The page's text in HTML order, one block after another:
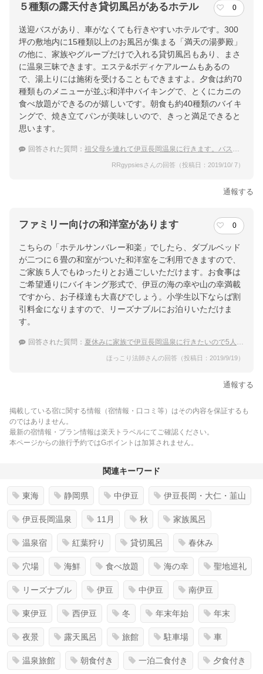
５種類の露天付き貸切風呂があるホテル 0
送迎バスがあり、車がなくても行きやすいホテルです。300
坪の敷地内に15種類以上のお風呂が集まる「満天の湯夢殿」
の他に、家族やグループだけで入れる貸切風呂もあり、まさ
に温泉三昧できます。エステ&ボディケアルームもあるの
で、湯上りには施術を受けることもできますよ。夕食は約70
種類ものメニューが並ぶ和洋中バイキングで、とくにカニの
食べ放題ができるのが嬉しいです。朝食も約40種類のバイキ
ングで、焼き立てパンが美味しいので、きっと満足できると
思います。
回答された質問： 祖父母を連れて伊豆長岡温泉に行きます。バス送迎のあるオススメの宿を教えてください。
RRgypsiesさんの回答（投稿日：2019/10/ 7）
通報する
ファミリー向けの和洋室があります 0
こちらの「ホテルサンバレー和楽」でしたら、ダブルベッド
が二つに６畳の和室がついた和洋室をご利用できますので、
ご家族５人でもゆったりとお過ごしいただけます。お食事は
ご希望通りにバイキング形式で、伊豆の海の幸や山の幸満載
ですから、お子様達も大喜びでしょう。小学生以下ならば割
引料金になりますので、リーズナブルにお泊りいただけま
す。
回答された質問： 夏休みに家族で伊豆長岡温泉に行きたいので5人部屋があって食事はバイキングの宿を探してます。
ほっこり法師さんの回答（投稿日：2019/9/19）
通報する
掲載している宿に関する情報（宿情報・口コミ等）はその内容を保証するも
のではありません。
最新の宿情報・プラン情報は楽天トラベルにてご確認ください。
本ページからの旅行予約ではGポイントは加算されません。
関連キーワード
東海 静岡県 中伊豆 伊豆長岡・大仁・韮山
伊豆長岡温泉 11月 秋 家族風呂
温泉宿 紅葉狩り 貸切風呂 春休み
穴場 海鮮 食べ放題 海の幸 聖地巡礼
リーズナブル 伊豆 中伊豆 南伊豆
東伊豆 西伊豆 冬 年末年始 年末
夜景 露天風呂 旅館 駐車場 車
温泉旅館 朝食付き 一泊二食付き 夕食付き